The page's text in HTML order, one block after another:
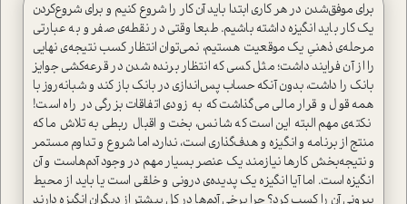
برای موفق‌شدن در هر کاری ابتدا باید آن کار را شروع کنیم و برای شروع‌کردن
یک کار باید انگیزه داشته باشیم. طبعا وقتی در نقطه‌ی صفر و به عبارتی
مرحله‌ی ذهنیِ یک موقعیت هستیم، نمی‌توان انتظار کسب نتیجه‌ی نهایی
را از آن فرایند داشت؛ مثل کسی که انتظار برنده شدن در قرعه‌کشی جوایز
بانک را داشت، بدون آنکه حساب پس‌اندازی در بانک باز کند و شبانه‌روز با
همه قول و قرار مالی می‌گذاشت که به زودی اتفاقات بزرگی در راه است!
نکته‌ی مهم البته این است که شانس، بخت و اقبال ربطی به تلاش ما که
منتج از برنامه و انگیزه و هدف‌گذاری است، ندارد، اما شروع و تداوم مستمر
و نتیجه‌بخش کارها نیازمند یک عنصر بسیار مهم در وجود آدم‌هاست و آن
انگیزه است. اما آیا انگیزه یک پدیده‌ی درونی و خلقی است یا باید از محیط
بیرونی آن را کسب کرد؟ چرا برخی آدم‌ها در کل بیشتر از دیگران انگیزه دارند